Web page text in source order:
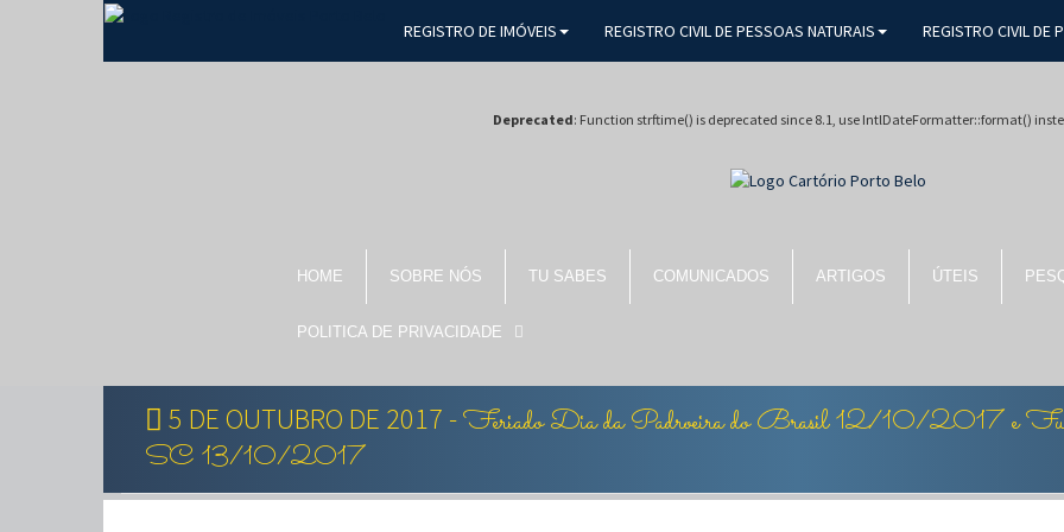
REGISTRO DE IMÓVEIS REGISTRO CIVIL DE PESSOAS NATURAIS REGISTRO CIVIL DE
Deprecated: Function strftime() is deprecated since 8.1, use IntlDateFormatter::format()
HOME SOBRE NÓS TU SABES COMUNICADOS ARTIGOS ÚTEIS
POLITICA DE PRIVACIDADE
5 DE OUTUBRO DE 2017 -Feriado Dia da Padroeira do Brasil 12/10/2017 e
SC 13/10/2017